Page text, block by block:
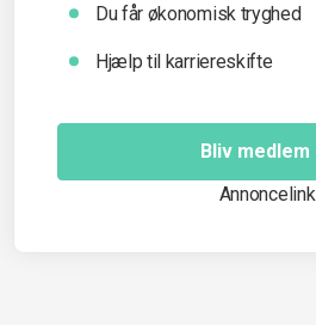
Du får økonomisk tryghed
Hjælp til karriereskifte
Bliv medlem
Annoncelink